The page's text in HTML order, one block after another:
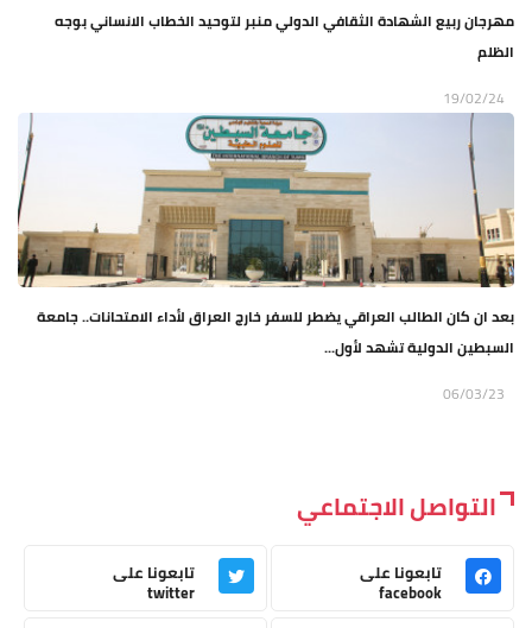
مهرجان ربيع الشهادة الثقافي الدولي منبر لتوحيد الخطاب الانساني بوجه
الظلم
19/02/24
بعد ان كان الطالب العراقي يضطر للسفر خارج العراق لأداء الامتحانات.. جامعة
السبطين الدولية تشهد لأول...
06/03/23
التواصل الاجتماعي
تابعونا على
facebook
تابعونا على
twitter